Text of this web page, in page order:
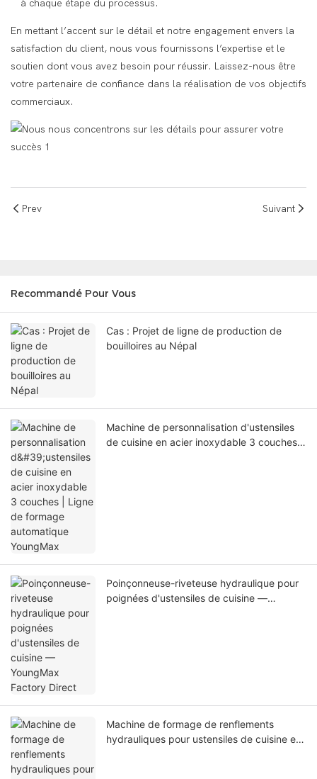
à chaque étape du processus.
En mettant l’accent sur le détail et notre engagement envers la
satisfaction du client, nous vous fournissons l’expertise et le
soutien dont vous avez besoin pour réussir. Laissez-nous être
votre partenaire de confiance dans la réalisation de vos objectifs
commerciaux.
Prev Suivant
Recommandé Pour Vous
Cas : Projet de ligne de production de
bouilloires au Népal
Machine de personnalisation d'ustensiles
de cuisine en acier inoxydable 3 couches |
Poinçonneuse-riveteuse hydraulique pour
poignées d'ustensiles de cuisine —
Machine de formage de renflements
hydrauliques pour ustensiles de cuisine en